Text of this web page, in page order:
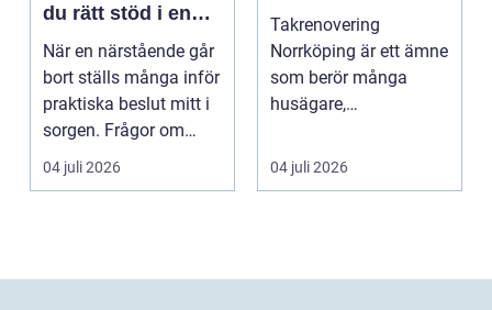
du rätt stöd i en
svår tid
När en närstående går
bort ställs många inför
praktiska beslut mitt i
sorgen. Frågor om
ceremoni, ju...
04 juli 2026
Takrenovering
Norrköping är ett ämne
som berör många
husägare,
och fastighets...
04 juli 2026